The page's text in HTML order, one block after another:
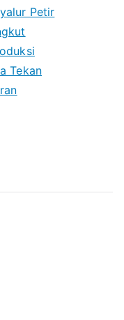
Petir
Tekan